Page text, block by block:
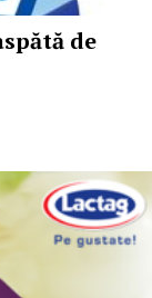
de